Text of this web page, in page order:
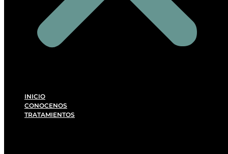
INICIO
CONOCENOS
TRATAMIENTOS